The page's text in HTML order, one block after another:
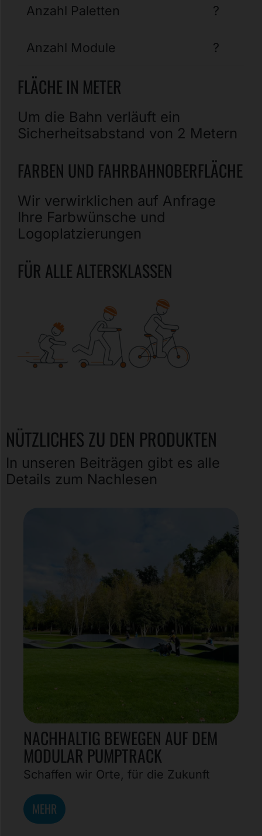
Anzahl Paletten ?
Anzahl Module ?
FLÄCHE IN METER
Um die Bahn verläuft ein
Sicherheitsabstand von 2 Metern
FARBEN UND FAHRBAHNOBERFLÄCHE
Wir verwirklichen auf Anfrage
Ihre Farbwünsche und
Logoplatzierungen
FÜR ALLE ALTERSKLASSEN
NÜTZLICHES ZU DEN PRODUKTEN
In unseren Beiträgen gibt es alle
Details zum Nachlesen
NACHHALTIG BEWEGEN AUF DEM
MODULAR PUMPTRACK
Schaffen wir Orte, für die Zukunft
MEHR